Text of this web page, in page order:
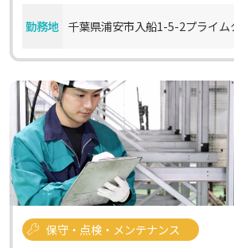
勤務地 千葉県浦安市入船1-5-2プライム
保守・点検・メンテナンス